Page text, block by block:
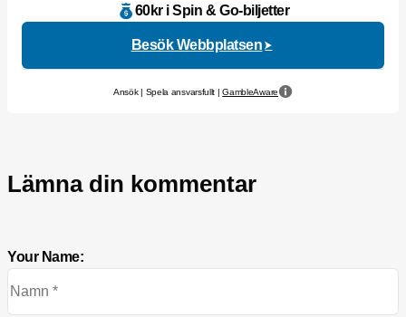
60kr i Spin & Go-biljetter
Besök Webbplatsen
Ansök | Spela ansvarsfullt |GambleAware
Lämna din kommentar
Your Name: